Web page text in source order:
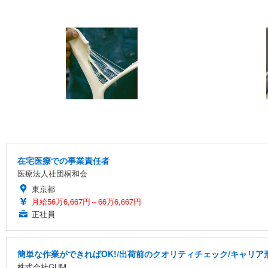
在宅医療での事業責任者
医療法人社団桐和会
東京都
月給56万6,667円～66万6,667円
正社員
簡単な作業ができればOK!/出荷前のクオリティチェック/キャリア